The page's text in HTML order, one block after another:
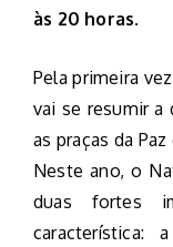
às 20 horas.
Pela primeira
vai se resumir a
as praças da
Neste ano, o
duas fortes
característica: